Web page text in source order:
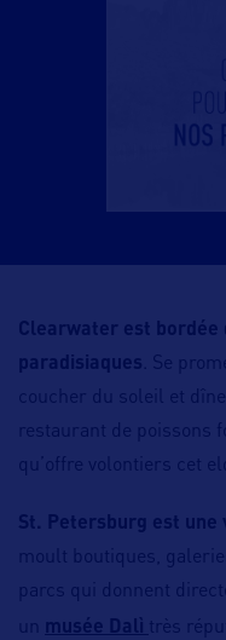
Clearwater est bordée
paradisiaques . Se
coucher du soleil et
restaurant de poissons
qu’offre volontiers cet
St. Petersburg est
moult boutiques,
parcs qui donnent
un musée Dalì très